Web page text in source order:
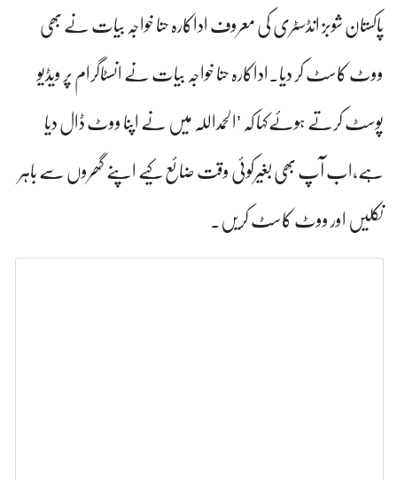
کی معروف اداکارہ حنا خواجہ بیات نے بھی
حنا خواجہ بیات نے انسٹاگرام پر ویڈیو
کہ ’الحمداللہ میں نے اپنا ووٹ ڈال دیا
وقت ضائع کیے اپنے گھروں سے باہر
کریں۔